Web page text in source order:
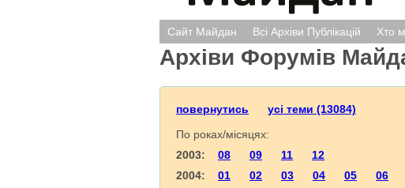
Сайт Майдан Всі Архіви Публікацій Хто
Архіви Форумів
повернутись
усі теми (13084)
По роках/місяцях:
2003: 08 09 11
12
2004: 01 02 03 04 05 06